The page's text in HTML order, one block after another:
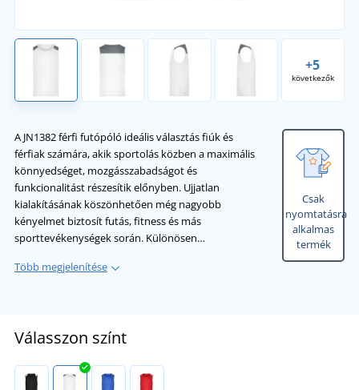
+5
következők
A JN1382 férfi futópóló ideális választás fiúk és
férfiak számára, akik sportolás közben a maximális
könnyedséget, mozgásszabadságot és
funkcionalitást részesítik előnyben. Ujjatlan
kialakításának köszönhetően még nagyobb
kényelmet biztosít futás, fitness és más
sporttevékenységek során. Különösen…
Több megjelenítése
Csak
nyomtatásra
alkalmas
termék
Válasszon színt